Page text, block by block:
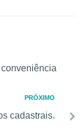
PRÓXIMO
cadastrais.